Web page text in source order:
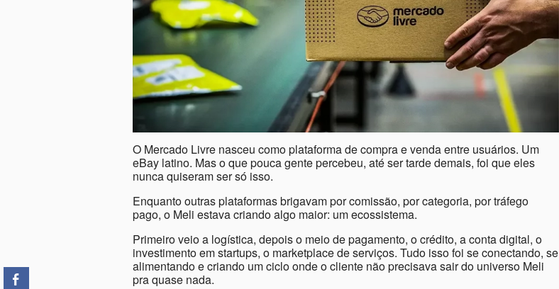
O Mercado Livre nasceu como plataforma de compra e venda entre usuários. Um
eBay latino. Mas o que pouca gente percebeu, até ser tarde demais, foi que eles
nunca quiseram ser só isso.
Enquanto outras plataformas brigavam por comissão, por categoria, por tráfego
pago, o Meli estava criando algo maior: um ecossistema.
Primeiro veio a logística, depois o meio de pagamento, o crédito, a conta digital, o
investimento em startups, o marketplace de serviços. Tudo isso foi se conectando, se
alimentando e criando um ciclo onde o cliente não precisava sair do universo Meli
pra quase nada.